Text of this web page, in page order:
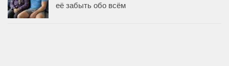
её забыть обо всём